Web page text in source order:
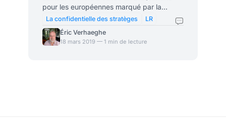
pour les européennes marqué par la
pensée identitaire. Il sera intéressant de
suivre la popularité (ou pas!) de ce
tournant à droite marqué par un parti qui,
La confidentielle des stratèges
LR
Éric Verhaeghe
18 mars 2019 — 1 min de lecture